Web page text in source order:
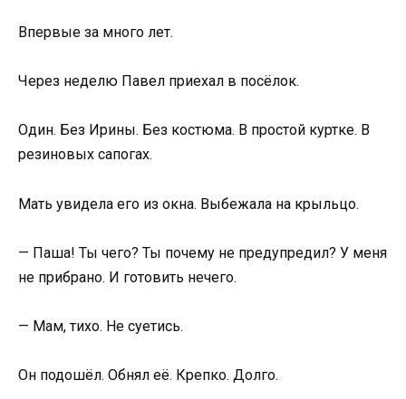
Впервые за много лет.
Через неделю Павел приехал в посёлок.
Один. Без Ирины. Без костюма. В простой куртке. В
резиновых сапогах.
Мать увидела его из окна. Выбежала на крыльцо.
— Паша! Ты чего? Ты почему не предупредил? У меня
не прибрано. И готовить нечего.
— Мам, тихо. Не суетись.
Он подошёл. Обнял её. Крепко. Долго.